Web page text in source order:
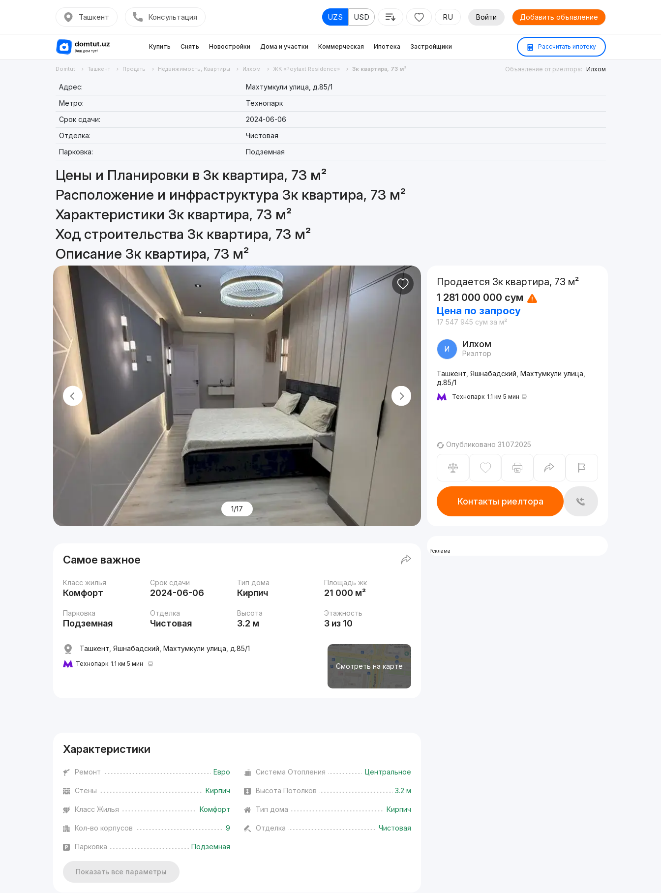
Ташкент Консультация UZS USD RU Войти Добавить объявление
Купить Снять Новостройки Дома и участки Коммерческая Ипотека Застройщики Рассчитать ипотеку
Domtut Ташкент Продать Недвижимость, Квартиры Илхом ЖК «Poytaxt Residence» 3к квартира, 73 м² Объявление от риелтора: Илхом
Адрес:
Махтумкули улица, д.85/1
Метро:
Технопарк
Срок сдачи:
2024-06-06
Отделка:
Чистовая
Парковка:
Подземная
Цены и Планировки в 3к квартира, 73 м²
Расположение и инфраструктура 3к квартира, 73 м²
Характеристики 3к квартира, 73 м²
Ход строительства 3к квартира, 73 м²
Описание 3к квартира, 73 м²
1/17
Самое важное
Класс жилья
Комфорт
Срок сдачи
2024-06-06
Тип дома
Кирпич
Площадь жк
21 000 м²
Парковка
Подземная
Отделка
Чистовая
Высота
3.2 м
Этажность
3 из 10
Смотреть на карте
Ташкент, Яшнабадский, Махтумкули улица, д.85/1
Технопарк 1.1 км 5 мин
Характеристики
Ремонт Евро Система Отопления Центральное
Стены Кирпич Высота Потолков 3.2 м
Класс Жилья Комфорт Тип дома Кирпич
Кол-во корпусов 9 Отделка Чистовая
Парковка Подземная
Показать все параметры
Продается 3к квартира, 73 м²
1 281 000 000 сум
Цена по запросу
17 547 945 сум за м²
И Илхом
Риэлтор
Ташкент, Яшнабадский, Махтумкули улица,
д.85/1
Технопарк 1.1 км 5 мин
Опубликовано 31.07.2025
Контакты риелтора
Реклама